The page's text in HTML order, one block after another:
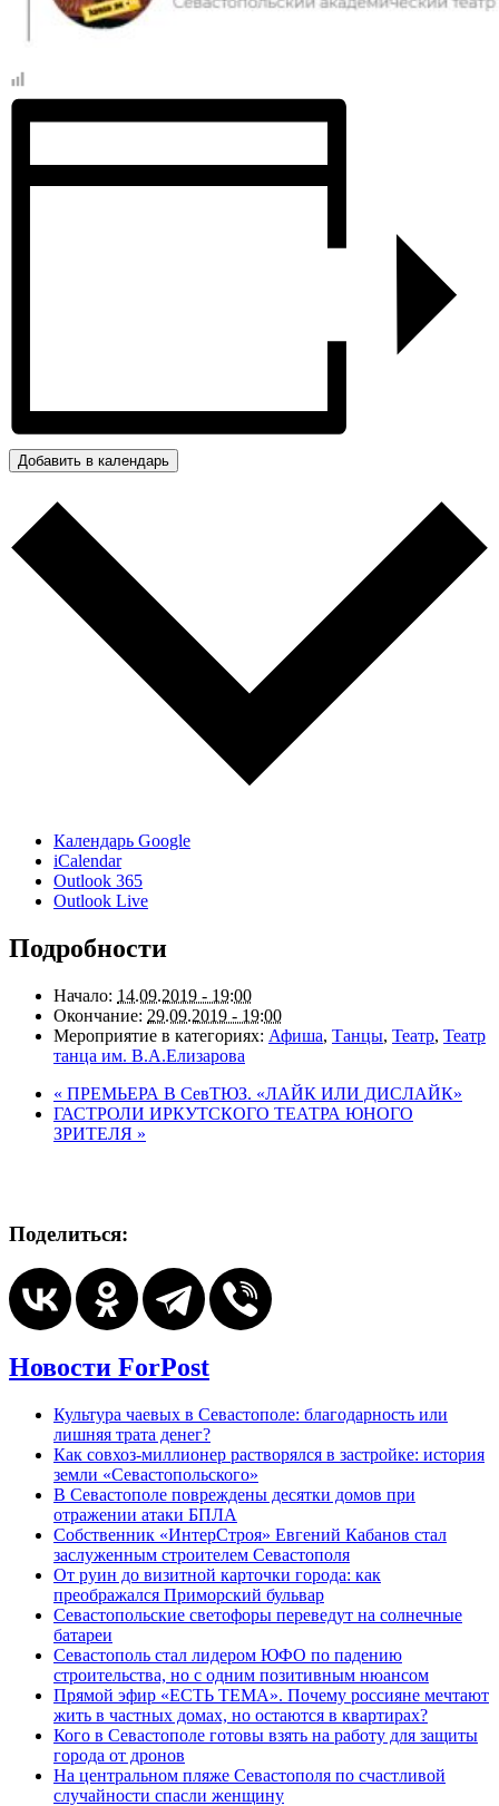
Добавить в календарь
Календарь Google
iCalendar
Outlook 365
Outlook Live
Подробности
Начало: 14.09.2019 - 19:00
Окончание: 29.09.2019 - 19:00
Мероприятие в категориях: Афиша, Танцы, Театр, Театр
танца им. В.А.Елизарова
« ПРЕМЬЕРА В СевТЮЗ. «ЛАЙК ИЛИ ДИСЛАЙК»
ГАСТРОЛИ ИРКУТСКОГО ТЕАТРА ЮНОГО
ЗРИТЕЛЯ »
Поделиться:
Новости ForPost
Культура чаевых в Севастополе: благодарность или
лишняя трата денег?
Как совхоз-миллионер растворялся в застройке: история
земли «Севастопольского»
В Севастополе повреждены десятки домов при
отражении атаки БПЛА
Собственник «ИнтерСтроя» Евгений Кабанов стал
заслуженным строителем Севастополя
От руин до визитной карточки города: как
преображался Приморский бульвар
Севастопольские светофоры переведут на солнечные
батареи
Севастополь стал лидером ЮФО по падению
строительства, но с одним позитивным нюансом
Прямой эфир «ЕСТЬ ТЕМА». Почему россияне мечтают
жить в частных домах, но остаются в квартирах?
Кого в Севастополе готовы взять на работу для защиты
города от дронов
На центральном пляже Севастополя по счастливой
случайности спасли женщину